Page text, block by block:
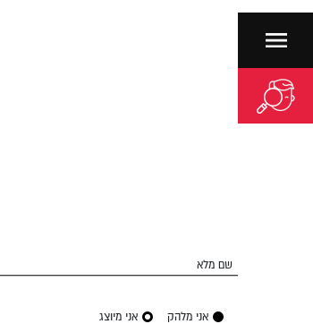
שם מלא
אני מלהק אני מיוצג